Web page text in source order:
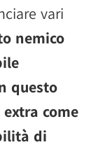
vari
nemico
questo
come
di